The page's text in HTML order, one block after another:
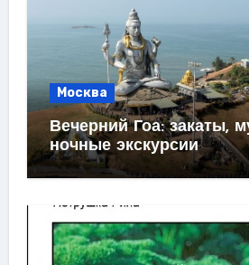
Москва
Вечерний Гоа: закаты,
ночные экскурсии